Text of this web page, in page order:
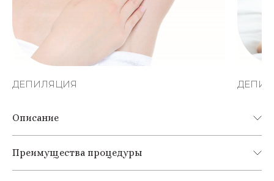
ДЕПИЛЯЦИЯ
Описание
Преимущества процедуры